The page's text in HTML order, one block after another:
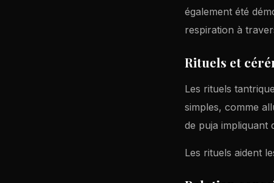
également été
respiration à
Rituels et
Les rituels
simples, comme
de puja impliquant
Les rituels aident